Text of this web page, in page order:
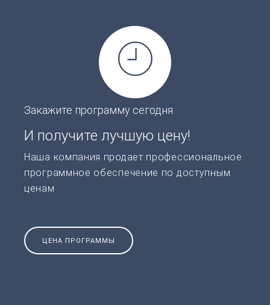
Закажите программу сегодня
И получите лучшую цену!
Наша компания продает профессиональное
программное обеспечение по доступным
ценам
ЦЕНА ПРОГРАММЫ